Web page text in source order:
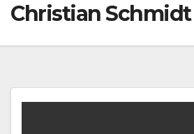
Christian Schmidt